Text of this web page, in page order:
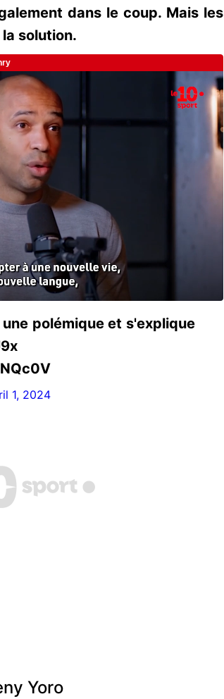
dans le coup. Mais les
solution.
polémique et s'explique
1, 2024
Yoro